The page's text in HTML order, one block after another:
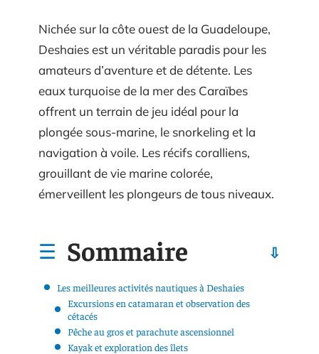
Nichée sur la côte ouest de la Guadeloupe,
Deshaies est un véritable paradis pour les
amateurs d’aventure et de détente. Les
eaux turquoise de la mer des Caraïbes
offrent un terrain de jeu idéal pour la
plongée sous-marine, le snorkeling et la
navigation à voile. Les récifs coralliens,
grouillant de vie marine colorée,
émerveillent les plongeurs de tous niveaux.
Sommaire
Les meilleures activités nautiques à Deshaies
Excursions en catamaran et observation des
cétacés
Pêche au gros et parachute ascensionnel
Kayak et exploration des îlets